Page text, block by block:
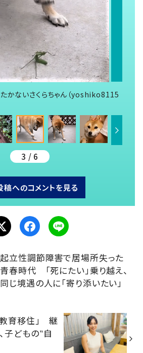
かないさくらちゃん（yoshiko8115
3 / 6
稿へのコメントを見る
起立性調節障害で居場所失った
青春時代 「死にたい」乗り越え、
同じ境遇の人に「寄り添いたい」
育移住」 継
子どもの‟自